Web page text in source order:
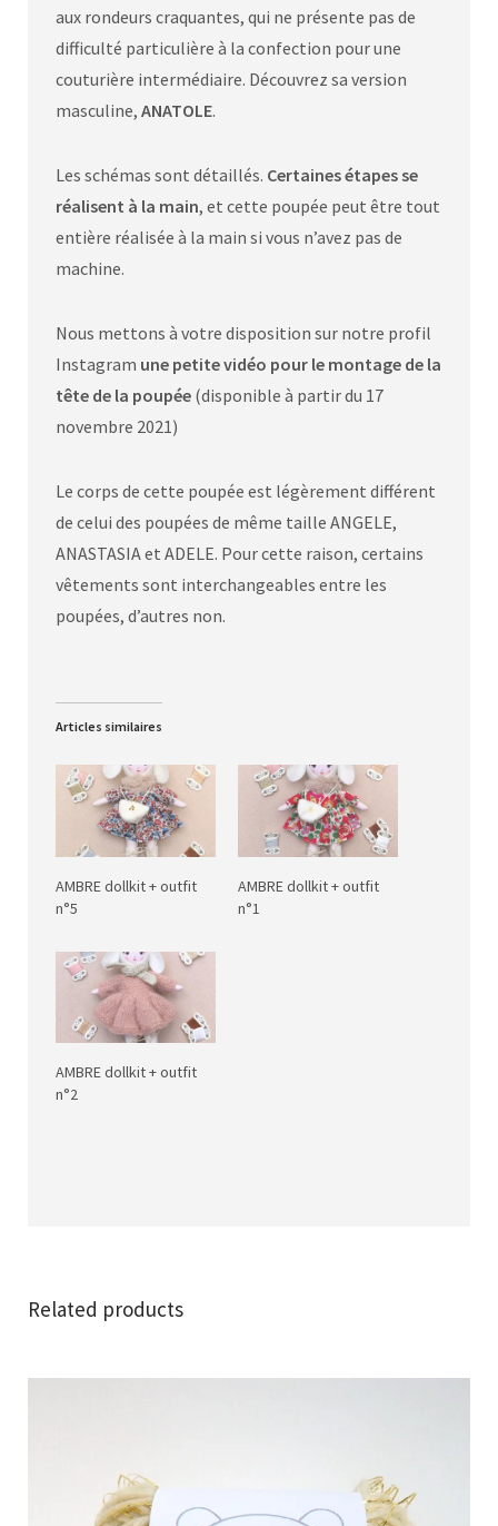
aux rondeurs craquantes, qui ne présente pas de
difficulté particulière à la confection pour une
couturière intermédiaire. Découvrez sa version
masculine, ANATOLE.
Les schémas sont détaillés. Certaines étapes se
réalisent à la main, et cette poupée peut être tout
entière réalisée à la main si vous n’avez pas de
machine.
Nous mettons à votre disposition sur notre profil
Instagram une petite vidéo pour le montage de la
tête de la poupée (disponible à partir du 17
novembre 2021)
Le corps de cette poupée est légèrement différent
de celui des poupées de même taille ANGELE,
ANASTASIA et ADELE. Pour cette raison, certains
vêtements sont interchangeables entre les
poupées, d’autres non.
Articles similaires
AMBRE dollkit + outfit
n°5
AMBRE dollkit + outfit
n°1
AMBRE dollkit + outfit
n°2
Related products